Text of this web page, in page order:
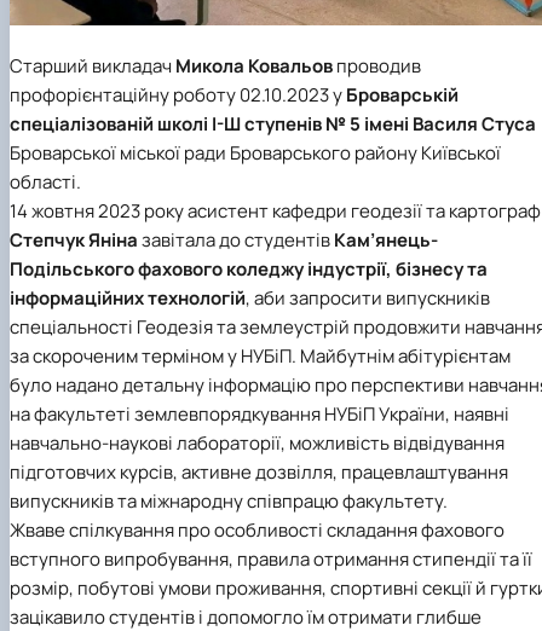
Старший викладачМикола Ковальовпроводив
профорієнтаційну роботу 02.10.2023 уБроварській
спеціалізованій школі І-Ш ступенів № 5 імені Василя Стуса
Броварської міської ради Броварського району Київської
області.
14 жовтня 2023 року асистент кафедри геодезії та
Степчук Яніназавітала до студентівКам’янець-
Подільського фахового коледжу індустрії, бізнесу та
інформаційних технологій, аби запросити випускників
спеціальності Геодезія та землеустрій продовжити
за скороченим терміном у НУБіП. Майбутнім абітурієнтам
було надано детальну інформацію про перспективи
на факультеті землевпорядкування НУБіП України, наявні
навчально-наукові лабораторії, можливість відвідування
підготовчих курсів, активне дозвілля, працевлаштування
випускників та міжнародну співпрацю факультету.
Жваве спілкування про особливості складання фахового
вступного випробування, правила отримання стипендії та її
розмір, побутові умови проживання, спортивні секції й
зацікавило студентів і допомогло їм отримати глибше